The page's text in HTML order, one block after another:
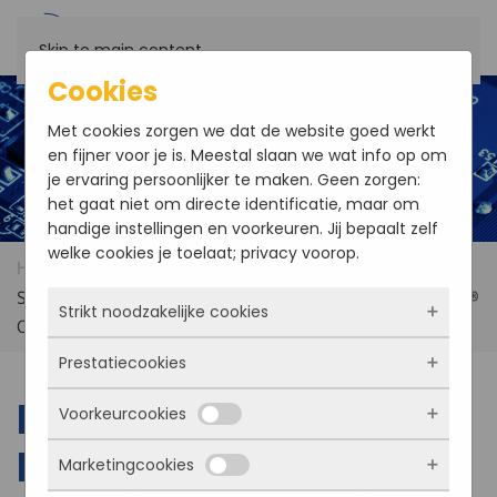
Skip to main content
Home Products
Darveen 15″ SPC-9150 IP66
Stainless Steel Panel PC with 12th Gen Intel® Core™ or Intel®
Celeron® Processor
Darveen 15″ SPC-9150
IP66 Stainless Steel
Cookies
Met cookies zorgen we dat de website goed werkt
en fijner voor je is. Meestal slaan we wat info op om
je ervaring persoonlijker te maken. Geen zorgen:
het gaat niet om directe identificatie, maar om
handige instellingen en voorkeuren. Jij bepaalt zelf
welke cookies je toelaat; privacy voorop.
Strikt noodzakelijke cookies
Deze cookies zorgen ervoor dat de website
überhaupt werkt. Ze zijn dus altijd actief en
kunnen niet worden uitgezet. Meestal worden
ze alleen geplaatst als jij iets doet, zoals
inloggen, een formulier invullen of je
Prestatiecookies
Met deze cookies zien we hoe vaak onze site
bezocht wordt, waar bezoekers vandaan
komen en welke pagina’s populair zijn. Zo
Voorkeurcookies
Deze cookies onthouden jouw voorkeuren.
Marketingcookies